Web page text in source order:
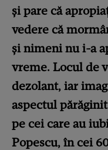
și pare că
vedere că
și nimeni nu i-a
vreme. Locul de
dezolant, iar
aspectul
pe cei care au
Popescu, în cei